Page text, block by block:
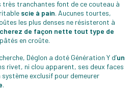
très tranchantes font de ce couteau à
scie à pain. Aucunes tourtes,
les plus denses ne résisteront à
de façon nette tout type de
en croûte.
Déglon a doté Génération Y d’un
rivet, ni clou apparent, ses deux faces
exclusif pour demeurer
.